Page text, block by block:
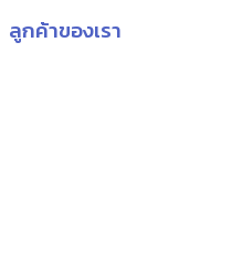
ลูกค้าของเรา